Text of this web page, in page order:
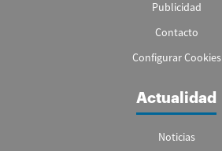
Publicidad
Contacto
Configurar Cookies
Actualidad
Noticias